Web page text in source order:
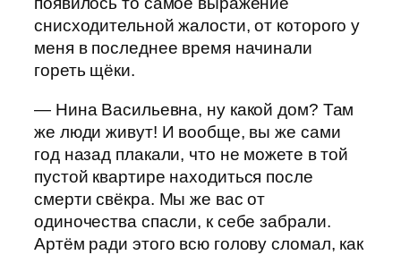
снисходительной жалости, от которого у
меня в последнее время начинали
гореть щёки.
— Нина Васильевна, ну какой дом? Там
же люди живут! И вообще, вы же сами
год назад плакали, что не можете в той
пустой квартире находиться после
смерти свёкра. Мы же вас от
одиночества спасли, к себе забрали.
Артём ради этого всю голову сломал, как